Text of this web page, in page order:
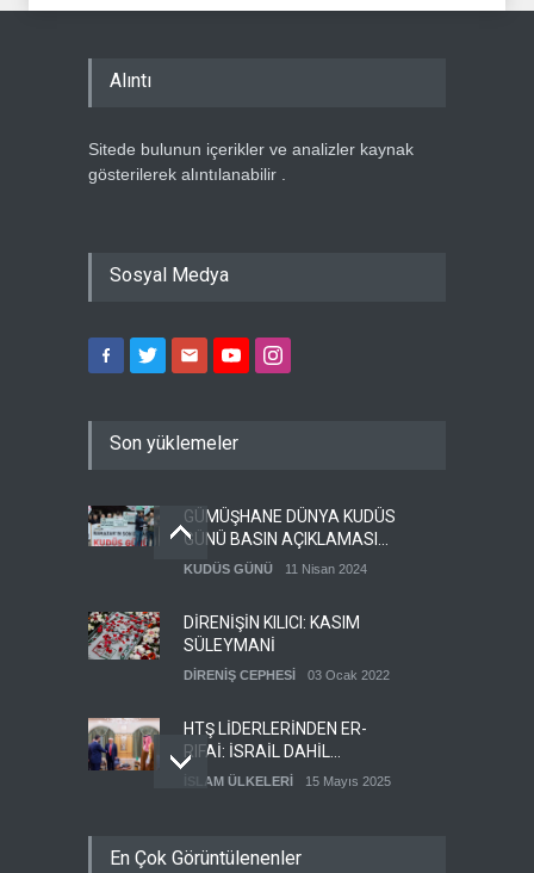
Alıntı
Sitede bulunun içerikler ve analizler kaynak
gösterilerek alıntılanabilir .
Sosyal Medya
Son yüklemeler
GÜMÜŞHANE DÜNYA KUDÜS
GÜNÜ BASIN AÇIKLAMASI
(VİDEO-FOTO)
KUDÜS GÜNÜ 11 Nisan 2024
DİRENİŞİN KILICI: KASIM
SÜLEYMANİ
DİRENİŞ CEPHESİ 03 Ocak 2022
HTŞ LİDERLERİNDEN ER-
RIFAİ: İSRAİL DAHİL
HERKESLE BARIŞ
İSLAM ÜLKELERİ 15 Mayıs 2025
TEMSİLCİSİ EBU
En Çok Görüntülenenler